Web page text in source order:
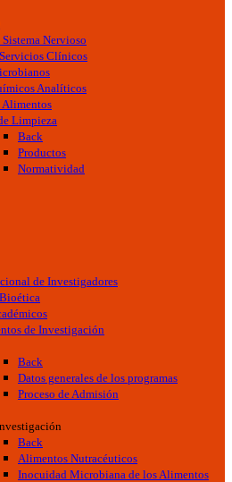
Nervioso
Clínicos
Analíticos
Alimentos
Limpieza
Back
Productos
Normatividad
de Investigadores
de Investigación
Back
Datos generales de los programas
Proceso de Admisión
Back
Alimentos Nutracéuticos
Inocuidad Microbiana de los Alimentos